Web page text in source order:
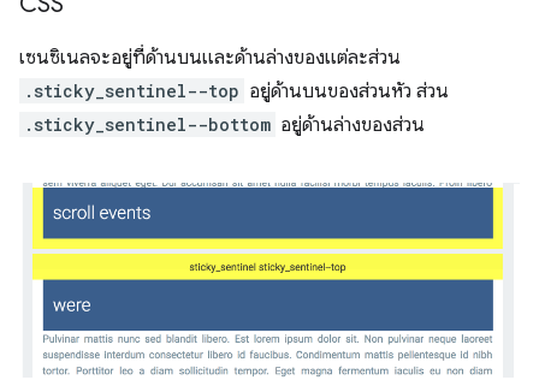
เซนซิเนลจะอยู่ที่ด้านบนและด้านล่างของแต่ละส่วน
.sticky_sentinel--top อยู่ด้านบนของส่วนหัว ส่วน
.sticky_sentinel--bottom อยู่ด้านล่างของส่วน